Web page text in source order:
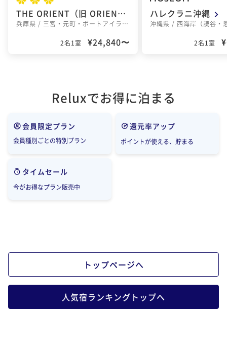
THE ORIENT（旧 ORIENTAL HOTEL）
兵庫県 / 三宮・元町・ポートアイランド
2名1室 ¥24,840〜
ハレクラニ沖縄
沖縄県 / 西海岸（読谷・
2名1室
Reluxでお得に泊まる
会員限定プラン
会員種別ごとの特別プラン
還元率アップ
ポイントが使える、貯まる
タイムセール
今がお得なプラン販売中
トップページへ
人気宿ランキングトップへ